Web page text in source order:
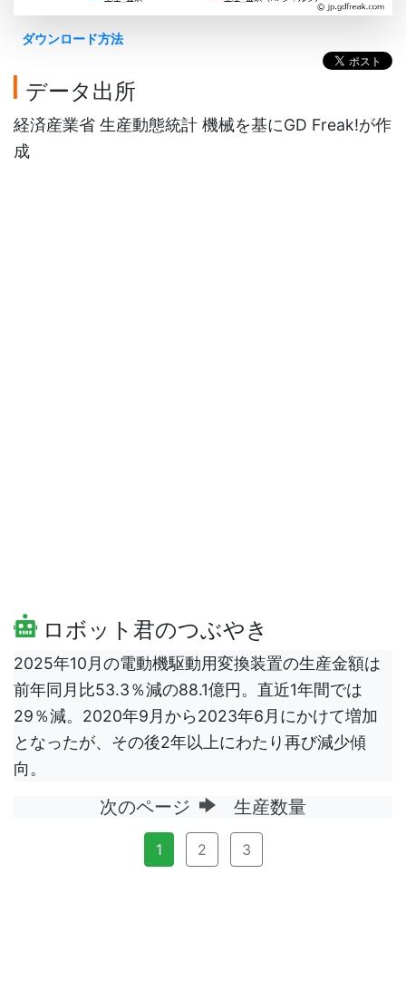
ダウンロード方法
データ出所
経済産業省 生産動態統計 機械を基にGD Freak!が作
成
ロボット君のつぶやき
2025年10月の電動機駆動用変換装置の生産金額は
前年同月比53.3％減の88.1億円。直近1年間では
29％減。2020年9月から2023年6月にかけて増加
となったが、その後2年以上にわたり再び減少傾
向。
次のページ 生産数量
1 2 3